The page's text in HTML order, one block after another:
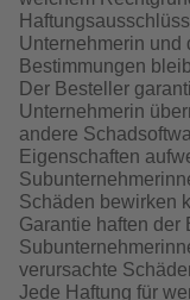
Unternehmerin und
Bestimmungen
Der Besteller
Unternehmerin
andere
Eigenschaften
Schäden bewirken
Garantie haften der
verursachte
Jede Haftung für